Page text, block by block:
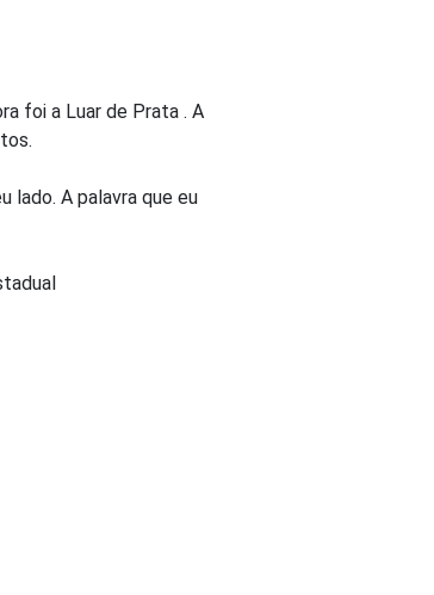
foi a Luar de Prata . A
lado. A palavra que eu